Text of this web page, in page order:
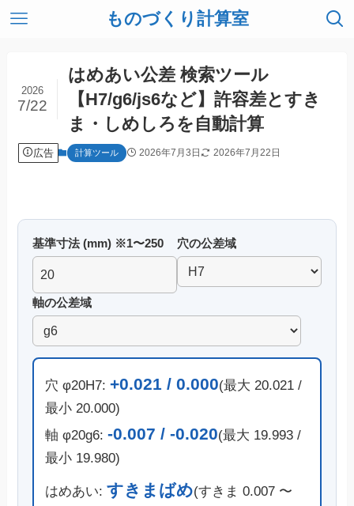
ものづくり計算室
はめあい公差 検索ツール
【H7/g6/js6など】許容差とすき
ま・しめしろを自動計算
2026
7/22
広告 計算ツール 2026年7月3日 2026年7月22日
基準寸法 (mm) ※1〜250 穴の公差域
軸の公差域
穴 φ20H7:+0.021 / 0.000(最大 20.021 /
最小 20.000)
軸 φ20g6:-0.007 / -0.020(最大 19.993 /
最小 19.980)
はめあい:すきまばめ(すきま 0.007 〜